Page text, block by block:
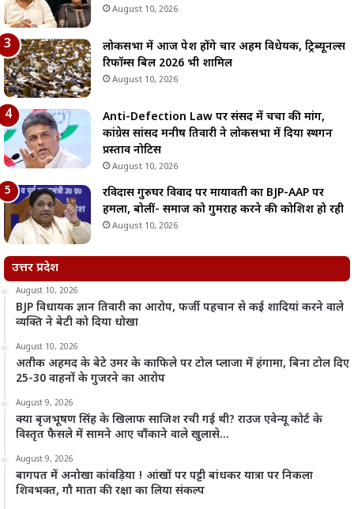
August 10, 2026
लोकसभा में आज पेश होंगे चार अहम विधेयक, ट्रिब्यूनल्स
रिफॉर्म्स बिल 2026 भी शामिल
August 10, 2026
Anti-Defection Law पर संसद में चर्चा की मांग,
कांग्रेस सांसद मनीष तिवारी ने लोकसभा में दिया स्थगन
प्रस्ताव नोटिस
August 10, 2026
रविदास गुरुघर विवाद पर मायावती का BJP-AAP पर
हमला, बोलीं- समाज को गुमराह करने की कोशिश हो रही
August 10, 2026
उत्तर प्रदेश
August 10, 2026
BJP विधायक ज्ञान तिवारी का आरोप, फर्जी पहचान से कई शादियां करने वाले
व्यक्ति ने बेटी को दिया धोखा
August 10, 2026
अतीक अहमद के बेटे उमर के काफिले पर टोल प्लाजा में हंगामा, बिना टोल दिए
25-30 वाहनों के गुजरने का आरोप
August 9, 2026
क्या बृजभूषण सिंह के खिलाफ साजिश रची गई थी? राउज एवेन्यू कोर्ट के
विस्तृत फैसले में सामने आए चौंकाने वाले खुलासे…
August 9, 2026
बागपत में अनोखा कांवड़िया ! आंखों पर पट्टी बांधकर यात्रा पर निकला
शिवभक्त, गौ माता की रक्षा का लिया संकल्प